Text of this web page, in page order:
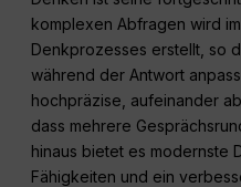
komplexen Abfragen wird
Denkprozesses erstellt, so
während der Antwort
hochpräzise, aufeinander
dass mehrere
hinaus bietet es modernste
Fähigkeiten und ein